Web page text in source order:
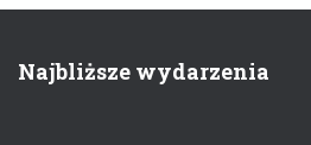
Najbliższe wydarzenia